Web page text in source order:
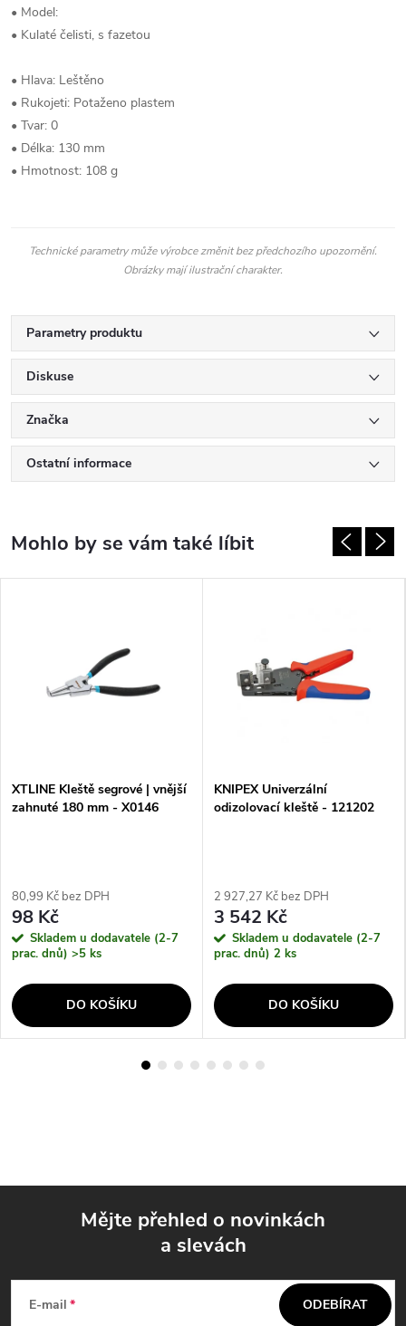
• Model:
• Kulaté čelisti, s fazetou
• Hlava: Leštěno
• Rukojeti: Potaženo plastem
• Tvar: 0
• Délka: 130 mm
• Hmotnost: 108 g
Technické parametry může výrobce změnit bez předchozího upozornění.
Obrázky mají ilustrační charakter.
Parametry produktu
Diskuse
Značka
Ostatní informace
XTLINE Kleště segrové | vnější
zahnuté 180 mm - X0146
80,99 Kč bez DPH
98 Kč
Skladem u dodavatele (2-7
prac. dnů) >5 ks
DO KOŠÍKU
KNIPEX Univerzální
odizolovací kleště - 121202
2 927,27 Kč bez DPH
3 542 Kč
Skladem u dodavatele (2-7
prac. dnů) 2 ks
DO KOŠÍKU
Mějte přehled o novinkách
a slevách
E-mail ODEBÍRAT